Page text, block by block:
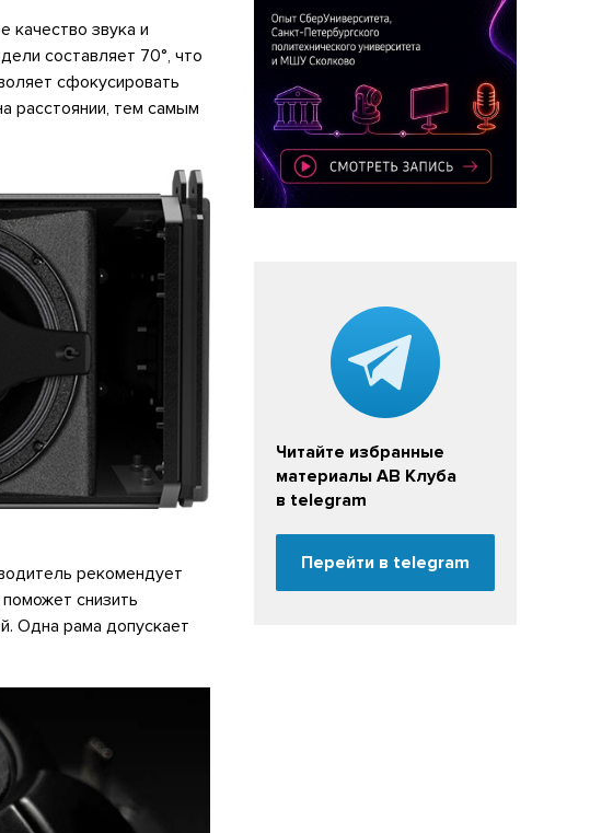
качество звука и
составляет 70°, что
сфокусировать
расстоянии, тем самым
рекомендует
снизить
Одна рама допускает
Читайте избранные
материалы АВ Клуба
в telegram
Перейти в telegram